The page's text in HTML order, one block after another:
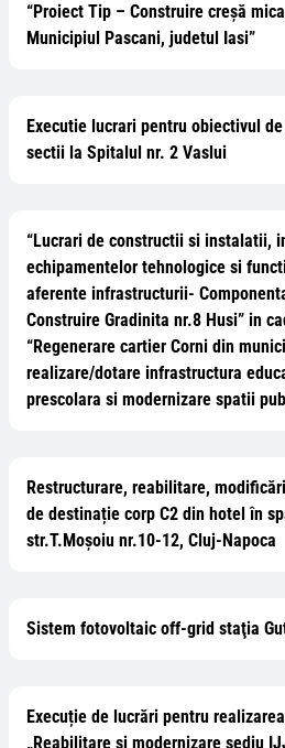
“Proiect Tip – Construire creșă
Municipiul Pascani, judetul Iasi”
Executie lucrari pentru obiectivul
sectii la Spitalul nr. 2 Vaslui
“Lucrari de constructii si instalatii,
echipamentelor tehnologice si
aferente infrastructurii-
Construire Gradinita nr.8 Husi” in
“Regenerare cartier Corni din
realizare/dotare infrastructura
prescolara si modernizare spatii
Restructurare, reabilitare,
de destinație corp C2 din hotel în
str.T.Moșoiu nr.10-12, Cluj-Napoca
Sistem fotovoltaic off-grid staţia
Execuție de lucrări pentru
„Reabilitare și modernizare sediu